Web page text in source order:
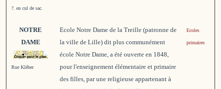
?. en cul de sac.
NOTRE
DAME
Rue Kléber
Ecole Notre Dame de la Treille (patronne de
la ville de Lille) dit plus communément
école Notre Dame, a été ouverte en 1848,
pour l'enseignement élémentaire et primaire
des filles, par une religieuse appartenant à
Ecoles
primaires